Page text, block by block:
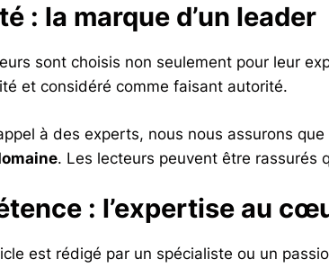
: la marque d’un leader
sont choisis non seulement pour leur
et considéré comme faisant autorité.
à des experts, nous nous assurons
. Les lecteurs peuvent être rassurés
: l’expertise au
est rédigé par un spécialiste ou un